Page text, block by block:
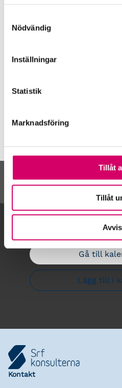
Nödvändig
Inställningar
Statistik
Marknadsföring
Tillåt
Tillåt
Öppet brev till
Framtidsutsikter i
Kalendarium
Gå till
Lägg till i
Kontakt